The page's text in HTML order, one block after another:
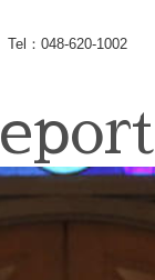
Tel：048-620-1002